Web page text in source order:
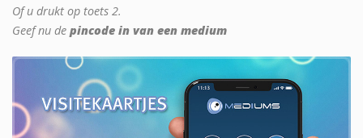
Of u drukt op toets 2.
Geef nu de pincode in van een medium